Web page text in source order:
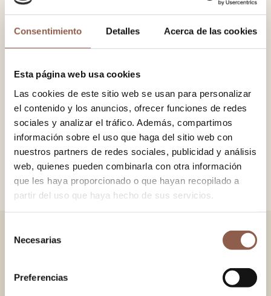
Consentimiento Detalles Acerca de las cookies
Esta página web usa cookies
Las cookies de este sitio web se usan para personalizar
el contenido y los anuncios, ofrecer funciones de redes
sociales y analizar el tráfico. Además, compartimos
información sobre el uso que haga del sitio web con
nuestros partners de redes sociales, publicidad y análisis
web, quienes pueden combinarla con otra información
que les haya proporcionado o que hayan recopilado a
partir del uso que haya hecho de sus servicios.
Necesarias
Preferencias
38.00 EUR
− +
Abanico en madera de Sipo natural, pulida, con tela 100%
algodón impresa. Detalle de pulsera en piel natural.
TAMAÑO 23x42 cm.
TAMBIÉN TE PUEDE GUSTAR
VERSAILLES GREEN